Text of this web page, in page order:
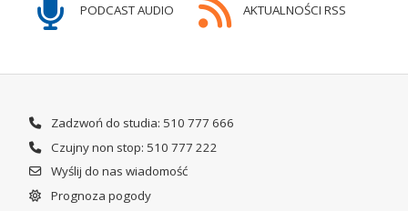
PODCAST AUDIO AKTUALNOŚCI RSS
Zadzwoń do studia: 510 777 666
Czujny non stop: 510 777 222
Wyślij do nas wiadomość
Prognoza pogody